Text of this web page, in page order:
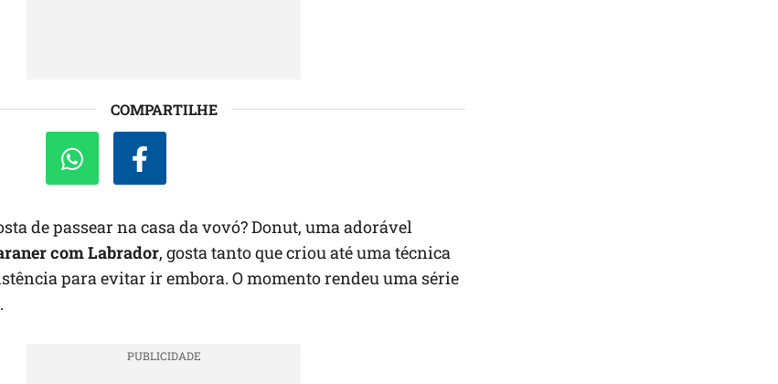
COMPARTILHE
de passear na casa da vovó? Donut, uma adorável
com Labrador, gosta tanto que criou até uma técnica
para evitar ir embora. O momento rendeu uma série